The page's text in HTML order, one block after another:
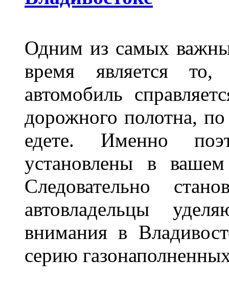
Одним из самых
время является то,
автомобиль
дорожного полотна,
едете. Именно
установлены в
Следовательно
автовладельцы
внимания в
серию